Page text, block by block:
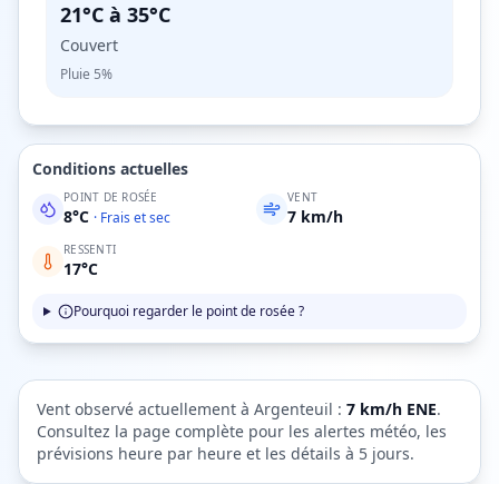
21°C à 35°C
Couvert
Pluie 5%
Conditions actuelles
POINT DE ROSÉE
8°C · Frais et sec
VENT
7 km/h
RESSENTI
17°C
Pourquoi regarder le point de rosée ?
Vent observé actuellement à Argenteuil : 7 km/h ENE.
Consultez la page complète pour les alertes météo, les
prévisions heure par heure et les détails à 5 jours.